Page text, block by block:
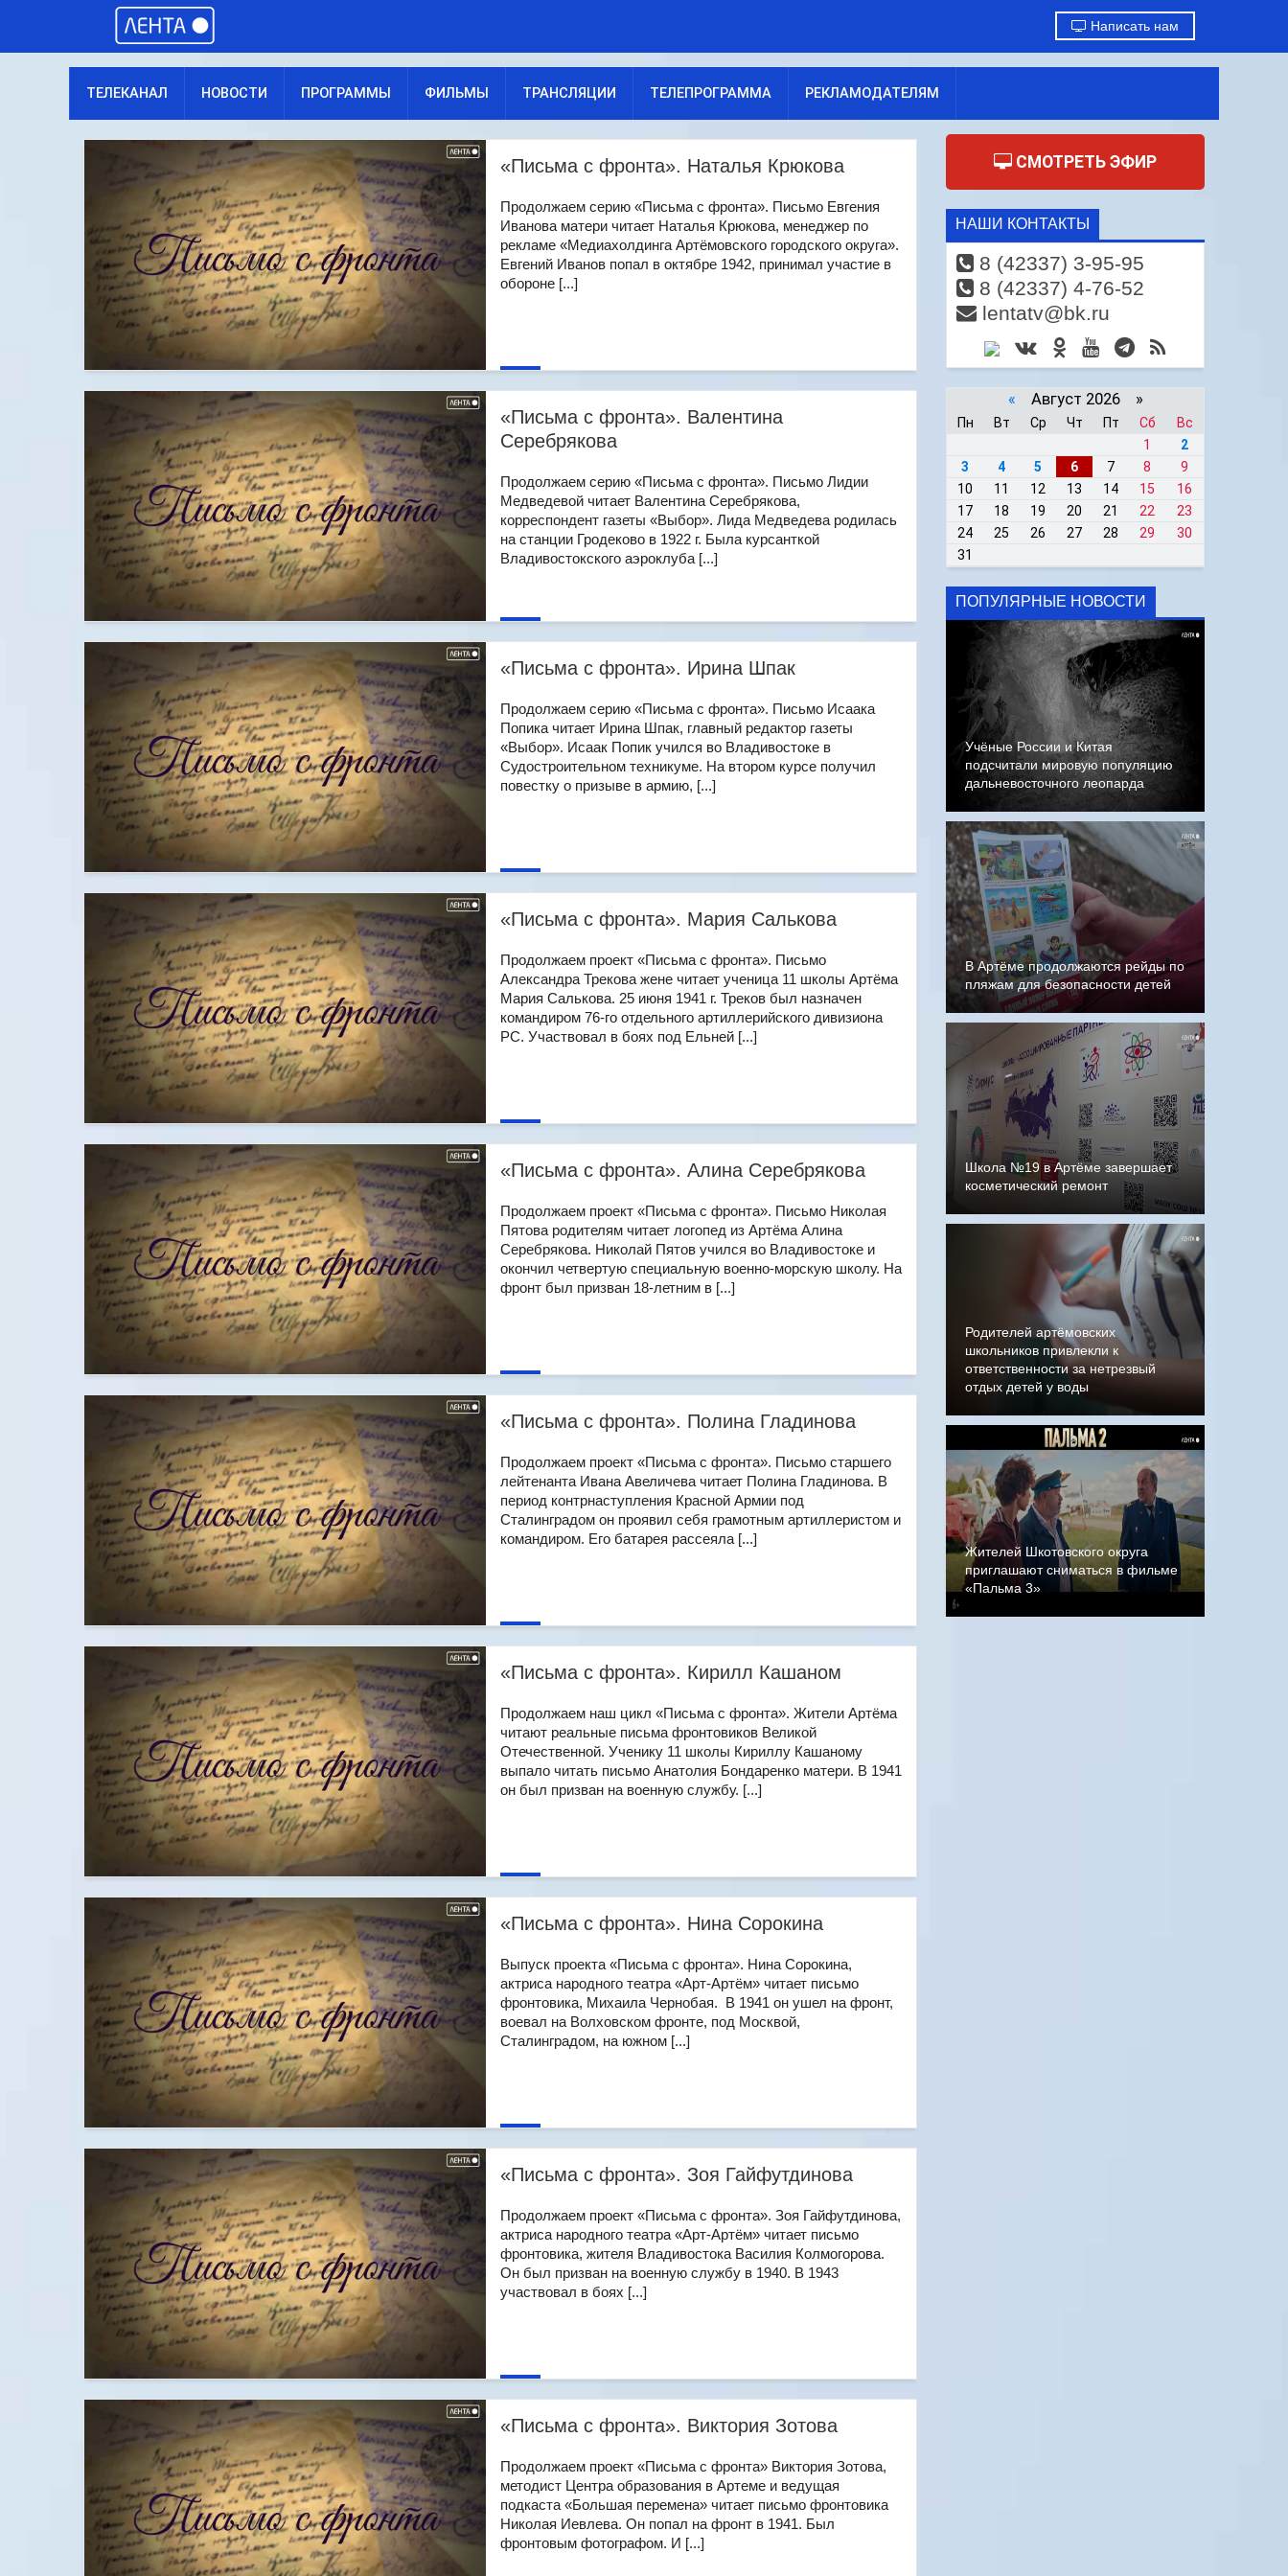
Написать нам
ТЕЛЕКАНАЛ НОВОСТИ ПРОГРАММЫ ФИЛЬМЫ ТРАНСЛЯЦИИ ТЕЛЕПРОГРАММА РЕКЛАМОДАТЕЛЯМ
«Письма с фронта». Наталья Крюкова
Продолжаем серию «Письма с фронта». Письмо Евгения
Иванова матери читает Наталья Крюкова, менеджер по
рекламе «Медиахолдинга Артёмовского городского округа».
Евгений Иванов попал в октябре 1942, принимал участие в
обороне [...]
«Письма с фронта». Валентина
Серебрякова
Продолжаем серию «Письма с фронта». Письмо Лидии
Медведевой читает Валентина Серебрякова,
корреспондент газеты «Выбор». Лида Медведева родилась
на станции Гродеково в 1922 г. Была курсанткой
Владивостокского аэроклуба [...]
«Письма с фронта». Ирина Шпак
Продолжаем серию «Письма с фронта». Письмо Исаака
Попика читает Ирина Шпак, главный редактор газеты
«Выбор». Исаак Попик учился во Владивостоке в
Судостроительном техникуме. На втором курсе получил
повестку о призыве в армию, [...]
«Письма с фронта». Мария Салькова
Продолжаем проект «Письма с фронта». Письмо
Александра Трекова жене читает ученица 11 школы Артёма
Мария Салькова. 25 июня 1941 г. Треков был назначен
командиром 76-го отдельного артиллерийского дивизиона
РС. Участвовал в боях под Ельней [...]
«Письма с фронта». Алина Серебрякова
Продолжаем проект «Письма с фронта». Письмо Николая
Пятова родителям читает логопед из Артёма Алина
Серебрякова. Николай Пятов учился во Владивостоке и
окончил четвертую специальную военно-морскую школу. На
фронт был призван 18-летним в [...]
«Письма с фронта». Полина Гладинова
Продолжаем проект «Письма с фронта». Письмо старшего
лейтенанта Ивана Авеличева читает Полина Гладинова. В
период контрнаступления Красной Армии под
Сталинградом он проявил себя грамотным артиллеристом и
командиром. Его батарея рассеяла [...]
«Письма с фронта». Кирилл Кашаном
Продолжаем наш цикл «Письма с фронта». Жители Артёма
читают реальные письма фронтовиков Великой
Отечественной. Ученику 11 школы Кириллу Кашаному
выпало читать письмо Анатолия Бондаренко матери. В 1941
он был призван на военную службу. [...]
«Письма с фронта». Нина Сорокина
Выпуск проекта «Письма с фронта». Нина Сорокина,
актриса народного театра «Арт-Артём» читает письмо
фронтовика, Михаила Чернобая. В 1941 он ушел на фронт,
воевал на Волховском фронте, под Москвой,
Сталинградом, на южном [...]
«Письма с фронта». Зоя Гайфутдинова
Продолжаем проект «Письма с фронта». Зоя Гайфутдинова,
актриса народного театра «Арт-Артём» читает письмо
фронтовика, жителя Владивостока Василия Колмогорова.
Он был призван на военную службу в 1940. В 1943
участвовал в боях [...]
«Письма с фронта». Виктория Зотова
Продолжаем проект «Письма с фронта» Виктория Зотова,
методист Центра образования в Артеме и ведущая
подкаста «Большая перемена» читает письмо фронтовика
Николая Иевлева. Он попал на фронт в 1941. Был
фронтовым фотографом. И [...]
СМОТРЕТЬ ЭФИР
НАШИ КОНТАКТЫ
8 (42337) 3-95-95
8 (42337) 4-76-52
lentatv@bk.ru
« Август 2026 »
Пн Вт Ср Чт Пт Сб
Вс
1
2
3
4 5 6 7 8
9
10
11 12 13 14 15
16
17
18 19 20 21 22
23
24
25 26 27 28 29
30
31
ПОПУЛЯРНЫЕ НОВОСТИ
Учёные России и Китая
подсчитали мировую популяцию
дальневосточного леопарда
В Артёме продолжаются рейды по
пляжам для безопасности детей
Школа №19 в Артёме завершает
косметический ремонт
Родителей артёмовских
школьников привлекли к
ответственности за нетрезвый
отдых детей у воды
Жителей Шкотовского округа
приглашают сниматься в фильме
«Пальма 3»